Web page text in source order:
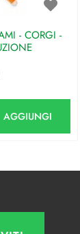
- CORGI -
AGGIUNGI